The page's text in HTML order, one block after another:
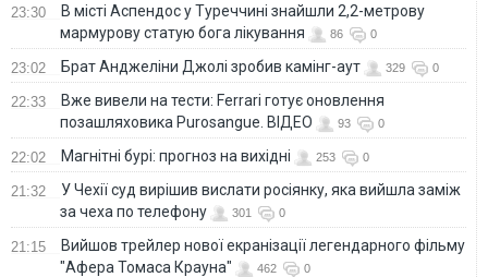
23:30
В місті Аспендос у Туреччині знайшли 2,2-метрову
мармурову статую бога лікування
86 0
23:02 Брат Анджеліни Джолі зробив камінг-аут 329 0
22:33
Вже вивели на тести: Ferrari готує оновлення
позашляховика Purosangue. ВІДЕО
93 0
22:02 Магнітні бурі: прогноз на вихідні 253 0
21:32
У Чехії суд вирішив вислати росіянку, яка вийшла заміж
за чеха по телефону
301 0
21:15
Вийшов трейлер нової екранізації легендарного фільму
"Афера Томаса Крауна"
462 0